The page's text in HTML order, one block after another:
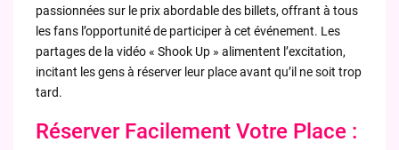
passionnées sur le prix abordable des billets, offrant à tous
les fans l’opportunité de participer à cet événement. Les
partages de la vidéo « Shook Up » alimentent l’excitation,
incitant les gens à réserver leur place avant qu’il ne soit trop
tard.
Réserver Facilement Votre Place :